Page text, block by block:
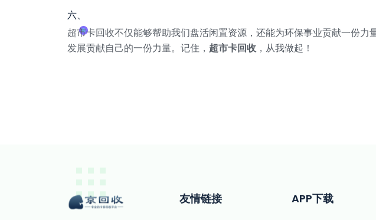
六、
超市卡回收不仅能够帮助我们盘活闲置资源，还能为环保事业贡献一份
发展贡献自己的一份力量。记住， 超市卡回收，从我做起！
友情链接 APP下载